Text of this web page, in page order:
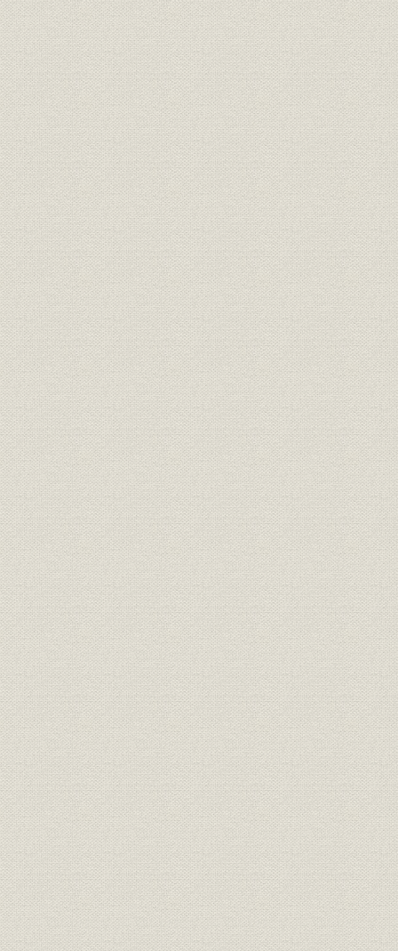
財務・業績
第88期貸借対照表(創業60周年
直後)
昭和39年9
財務・業績
資本金、積立金及び業績期別一
覧表
大正
定款 原始定款 大正8年11
規則 服務規定 昭和19年2
年表 年表 明治
参考文献 主要参考文献